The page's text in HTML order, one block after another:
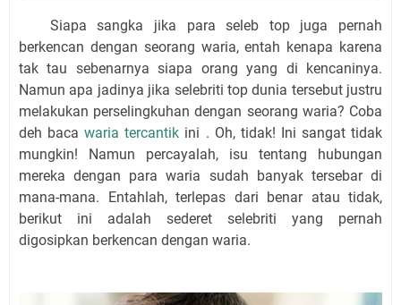
Siapa sangka jika para seleb top juga pernah
berkencan dengan seorang waria, entah kenapa karena
tak tau sebenarnya siapa orang yang di kencaninya.
Namun apa jadinya jika selebriti top dunia tersebut justru
melakukan perselingkuhan dengan seorang waria? Coba
deh bacawaria tercantik ini . Oh, tidak! Ini sangat tidak
mungkin! Namun percayalah, isu tentang hubungan
mereka dengan para waria sudah banyak tersebar di
mana-mana. Entahlah, terlepas dari benar atau tidak,
berikut ini adalah sederet selebriti yang pernah
digosipkan berkencan dengan waria.